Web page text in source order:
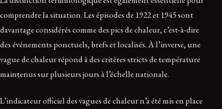
comprendre la situation. Les épisodes de 1922 et 1945 sont
davantage considérés comme des pics de chaleur, c’est-à-dire
des événements ponctuels, brefs et localisés. À l’inverse, une
vague de chaleur répond à des critères stricts de température
maintenus sur plusieurs jours à l’échelle nationale.
L’indicateur officiel des vagues de chaleur n’a été mis en place